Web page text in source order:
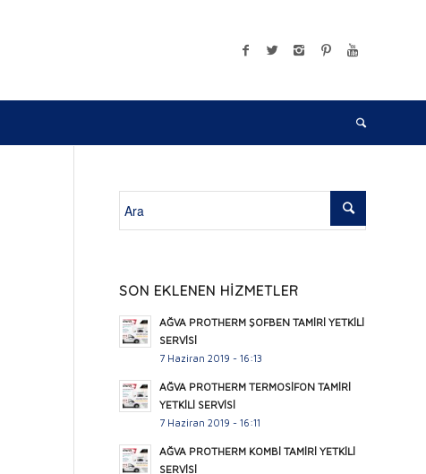
SON EKLENEN HİZMETLER
AĞVA PROTHERM ŞOFBEN TAMİRİ YETKİLİ
SERVİSİ
7 Haziran 2019 - 16:13
AĞVA PROTHERM TERMOSİFON TAMİRİ
YETKİLİ SERVİSİ
7 Haziran 2019 - 16:11
AĞVA PROTHERM KOMBİ TAMİRİ YETKİLİ
SERVİSİ